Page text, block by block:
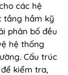
các hệ
tầng hầm kỹ
phân bố đều
hệ thống
Cấu trúc
kiểm tra,